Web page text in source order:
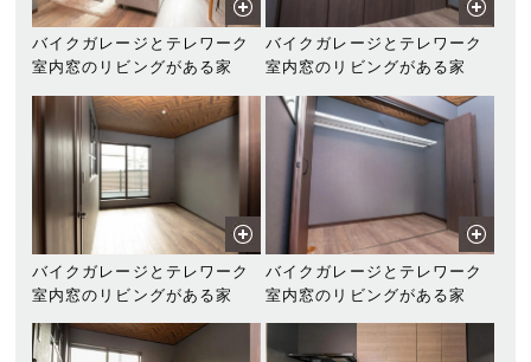
バイクガレージとテレワーク
室内窓のリビングがある家
バイクガレージとテレワーク
室内窓のリビングがある家
バイクガレージとテレワーク
室内窓のリビングがある家
バイクガレージとテレワーク
室内窓のリビングがある家